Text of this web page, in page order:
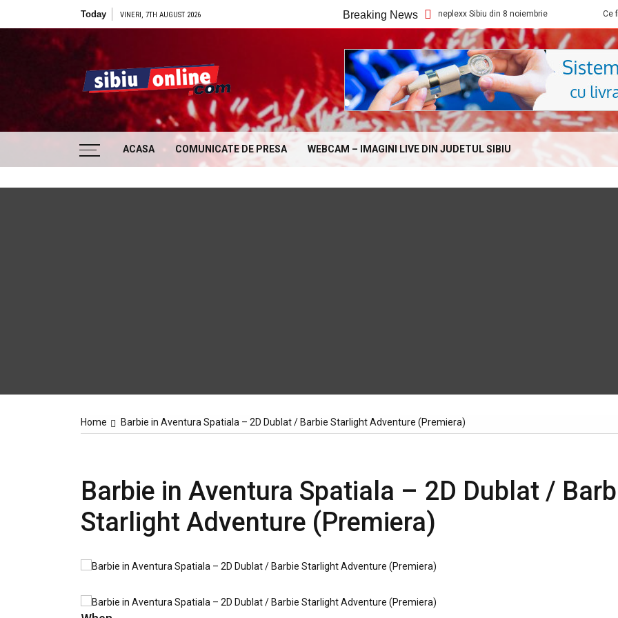
Today VINERI, 7TH AUGUST 2026 Breaking News
Ce filme noi vedem la Cineplexx Sibiu din 8 noiembrie Ce filme noi
SibiuOnline.com
… locatii si evenimente din Sibiu!!!
ACASA COMUNICATE DE PRESA WEBCAM – IMAGINI LIVE DIN JUDETUL SIBIU
Home Barbie in Aventura Spatiala – 2D Dublat / Barbie Starlight Adventure (Premiera)
Barbie in Aventura Spatiala – 2D Dublat /
Starlight Adventure (Premiera)